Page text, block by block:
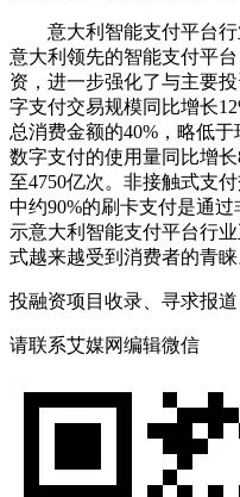
意大利智能支付平台行
意大利领先的智能支付平
资，进一步强化了与主要
字支付交易规模同比增长
总消费金额的40%，略低
数字支付的使用量同比增
至4750亿次。非接触式支
中约90%的刷卡支付是通
示意大利智能支付平台行
式越来越受到消费者的青睐
投融资项目收录、寻求报
请联系艾媒网编辑微信